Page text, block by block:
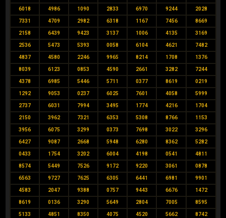
6018 4986 1090 2833 6970 9244 2028
7331 4709 2982 6318 1167 7456 8669
2158 6439 9423 3137 1006 4135 3169
2536 5473 5393 0058 6104 4621 7482
4837 4580 2246 9965 8214 1708 1376
8039 6123 0853 4590 2661 3282 7244
4378 6985 5446 5711 0377 8619 0219
1292 9053 0237 6025 7601 4058 5999
2737 6031 7994 3495 1774 4216 1704
2150 3962 7321 6353 5308 8766 1153
3956 6075 3299 0373 7698 3022 3296
6427 9087 2668 5948 6280 8362 5282
0433 1754 3202 6004 4198 0541 4811
8574 5449 7526 9172 9220 3061 0878
6563 9727 7625 6305 6441 6981 9901
4583 2047 9388 0757 9443 6676 1472
8619 0136 3290 5649 2804 7005 8595
5133 4851 8350 4075 4520 5662 8742